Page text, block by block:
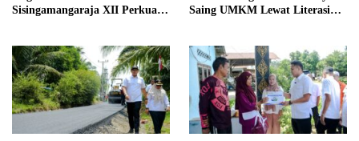
Sisingamangaraja XII Perkuat
Saing UMKM Lewat Literasi